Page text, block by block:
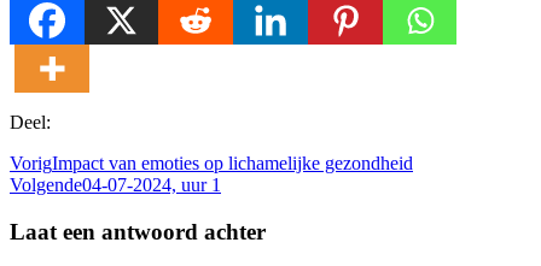
Deel:
VorigImpact van emoties op lichamelijke gezondheid
Volgende04-07-2024, uur 1
Laat een antwoord achter